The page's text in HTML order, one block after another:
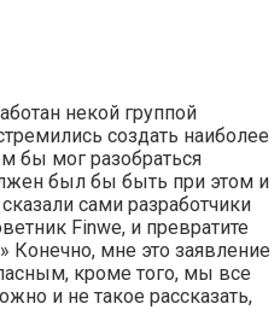
некой группой
создать наиболее
бы мог разобраться
был бы быть при этом и
сами разработчики
Finwe, и превратите
Конечно, мне это заявление
кроме того, мы все
и не такое рассказать,